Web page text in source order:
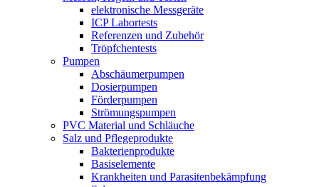
elektronische Messgeräte
ICP Labortests
Referenzen und Zubehör
Tröpfchentests
Pumpen
Abschäumerpumpen
Dosierpumpen
Förderpumpen
Strömungspumpen
PVC Material und Schläuche
Salz und Pflegeprodukte
Bakterienprodukte
Basiselemente
Krankheiten und Parasitenbekämpfung